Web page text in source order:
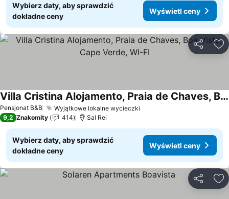
Wybierz daty, aby sprawdzić
dokładne ceny
Wyświetl ceny
Pensjonat B&B Wyjątkowe lokalne wycieczki
Villa Cristina Alojamento, Praia de Chaves, Boa Vista, Cape Verde, WI-FI
Wyświetl ceny
9,2 Znakomity 414 Sal Rei
Wybierz daty, aby sprawdzić
dokładne ceny
Wyświetl ceny